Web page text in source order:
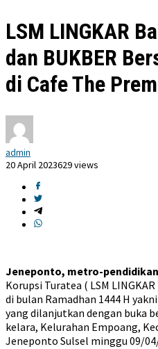
LSM LINGKAR
dan BUKBER
di Cafe The
admin
20 April 2023629 views
Jeneponto, metro-
Korupsi Turatea ( LSM
di bulan Ramadhan 1444 H
yang dilanjutkan dengan buka
kelara, Kelurahan Empoang,
Jeneponto Sulsel minggu 09/